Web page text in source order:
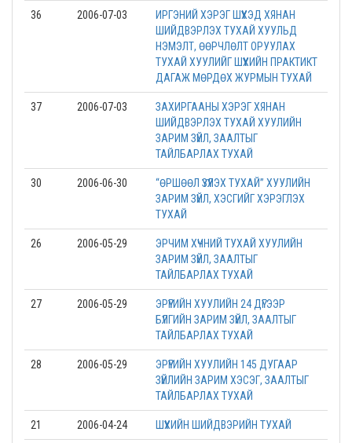
36 2006-07-03
ИРГЭНИЙ ХЭРЭГ ШҮҮХЭД ХЯНАН
ШИЙДВЭРЛЭХ ТУХАЙ ХУУЛЬД
НЭМЭЛТ, ӨӨРЧЛӨЛТ ОРУУЛАХ
ТУХАЙ ХУУЛИЙГ ШҮҮХИЙН ПРАКТИКТ
ДАГАЖ МӨРДӨХ ЖУРМЫН ТУХАЙ
37 2006-07-03
ЗАХИРГААНЫ ХЭРЭГ ХЯНАН
ШИЙДВЭРЛЭХ ТУХАЙ ХУУЛИЙН
ЗАРИМ ЗҮЙЛ, ЗААЛТЫГ
ТАЙЛБАРЛАХ ТУХАЙ
30 2006-06-30
“ӨРШӨӨЛ ҮЗҮҮЛЭХ ТУХАЙ” ХУУЛИЙН
ЗАРИМ ЗҮЙЛ, ХЭСГИЙГ ХЭРЭГЛЭХ
ТУХАЙ
26 2006-05-29
ЭРЧИМ ХҮЧНИЙ ТУХАЙ ХУУЛИЙН
ЗАРИМ ЗҮЙЛ, ЗААЛТЫГ
ТАЙЛБАРЛАХ ТУХАЙ
27 2006-05-29
ЭРҮҮГИЙН ХУУЛИЙН 24 ДҮГЭЭР
БҮЛГИЙН ЗАРИМ ЗҮЙЛ, ЗААЛТЫГ
ТАЙЛБАРЛАХ ТУХАЙ
28 2006-05-29
ЭРҮҮГИЙН ХУУЛИЙН 145 ДУГААР
ЗҮЙЛИЙН ЗАРИМ ХЭСЭГ, ЗААЛТЫГ
ТАЙЛБАРЛАХ ТУХАЙ
21 2006-04-24 ШҮҮХИЙН ШИЙДВЭРИЙН ТУХАЙ